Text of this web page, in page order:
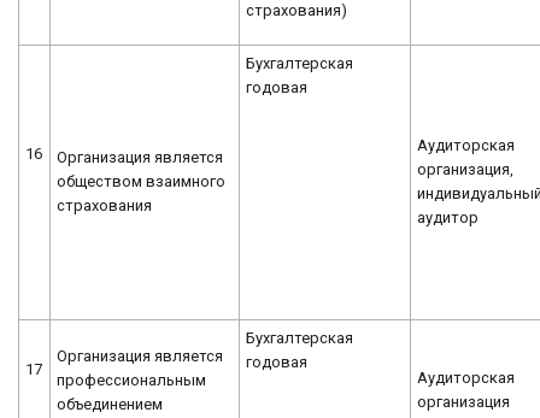
страхования)
16
Организация является
обществом взаимного
страхования
Бухгалтерская
годовая
Аудиторская
организация,
аудитор
17
Организация является
профессиональным
объединением
Бухгалтерская
годовая
Аудиторская
организация